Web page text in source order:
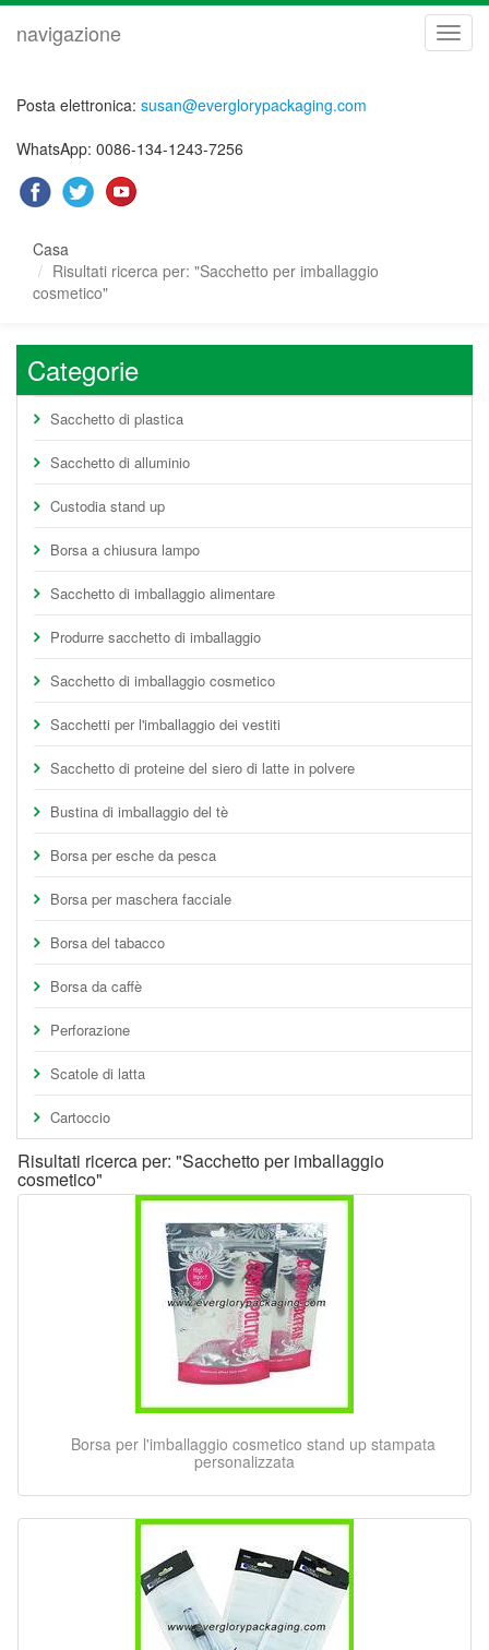
navigazione
Posta elettronica: susan@everglorypackaging.com
WhatsApp: 0086-134-1243-7256
Casa
Risultati ricerca per: "Sacchetto per imballaggio
cosmetico"
Categorie
Sacchetto di plastica
Sacchetto di alluminio
Custodia stand up
Borsa a chiusura lampo
Sacchetto di imballaggio alimentare
Produrre sacchetto di imballaggio
Sacchetto di imballaggio cosmetico
Sacchetti per l'imballaggio dei vestiti
Sacchetto di proteine del siero di latte in polvere
Bustina di imballaggio del tè
Borsa per esche da pesca
Borsa per maschera facciale
Borsa del tabacco
Borsa da caffè
Perforazione
Scatole di latta
Cartoccio
Risultati ricerca per: "Sacchetto per imballaggio
cosmetico"
Borsa per l'imballaggio cosmetico stand up stampata
personalizzata